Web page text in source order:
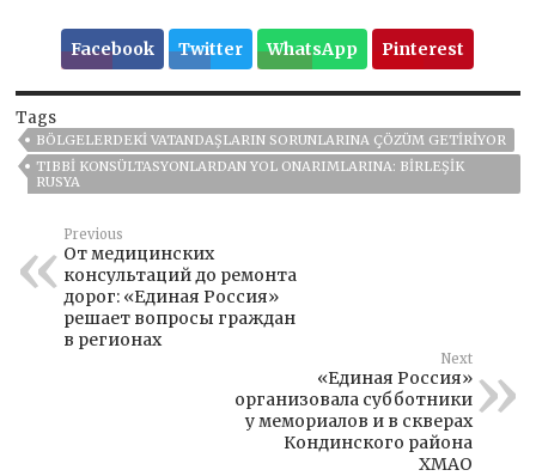
Facebook Twitter WhatsApp Pinterest
Tags
BÖLGELERDEKI VATANDAŞLARIN SORUNLARINA ÇÖZÜM GETIRIYOR
TIBBI KONSÜLTASYONLARDAN YOL ONARIMLARINA: BIRLEŞIK
RUSYA
Previous
От медицинских
консультаций до ремонта
дорог: «Единая Россия»
решает вопросы граждан
в регионах
Next
«Единая Россия»
организовала субботники
у мемориалов и в скверах
Кондинского района
ХМАО